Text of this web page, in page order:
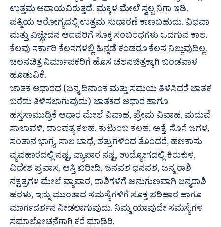
ಉತ್ತಮ ಆದಾಯವಿರುತ್ತದೆ. ಮಕ್ಕಳ ಮೇಲೆ ಸ್ವಲ್ಪ ನಿಗಾ ಇಡಿ.
ಪತ್ನಿಯ ಆರೋಗ್ಯದಲ್ಲಿ ಉತ್ತಮ ಸುಧಾರಣೆ ಕಾಣಬಹುದು. ವಿಧವಾ
ಮತ್ತು ವಿಚ್ಛೇದನ ಆದವರಿಗೆ ಸೂಕ್ತ ಸಂಬಂಧಗಳು ಒದಗುವ ಕಾಲ.
ಕೆಲವು ಸರ್ಕಾರಿ ಕೆಲಸಗಳಲ್ಲಿ ಹಿನ್ನಡೆ ಕಂಡರೂ ಕೆಲಸ ನಿಲ್ಲುವುದಿಲ್ಲ.
ಚಲನಚಿತ್ರ ನಿರ್ಮಾಪಕರಿಗೆ ಹೊಸ ಚಲನಚಿತ್ರಕ್ಕಾಗಿ ಬಂಡವಾಳ
ಹೂಡುವಿಕೆ.
ಜಾತಕ ಆಧಾರದ (ಜನ್ಮ ದಿನಾಂಕ ಮತ್ತು ಸಮಯ ತಿಳಿಸಿದರೆ ಜಾತಕ
ಬರೆದು ತಿಳಿಸಲಾಗುವುದು) ಜಾತಕದ ಆಧಾರ ಹಾಗೂ
ಹಸ್ತಸಾಮುದ್ರಿಕೆ ಆಧಾರ ಮೇಲೆ ವಿವಾಹ, ಪ್ರೇಮ ವಿವಾಹ, ಮದುವೆ
ಸಾಲಾವಳಿ, ದಾಂಪತ್ಯ ಕಲಹ, ಕುಟುಂಬ ಕಲಹ, ಅತ್ತೆ-ಸೊಸೆ ಜಗಳ,
ಸಂತಾನ ಭಾಗ್ಯ, ಸಾಲ ಬಾಧೆ, ಶತ್ರುಗಳಿಂದ ತೊಂದರೆ, ಹಣಕಾಸು
ವ್ಯವಹಾರದಲ್ಲಿ ನಷ್ಟ, ವ್ಯಾಪಾರ ನಷ್ಟ, ಉದ್ಯೋಗದಲ್ಲಿ ಕಿರುಕುಳ,
ವಿದೇಶ ಪ್ರವಾಸ, ಆಸ್ತಿ ಖರೀದಿ, ಜನವಶ ಧನವಶ, ಜನ್ಮ ರಾಶಿ
ನಕ್ಷತ್ರಗಳ ಮೇಲೆ ವ್ಯಾಪಾರ, ರಾಶಿಗಳಿಗೆ ಅನುಗುಣವಾಗಿ ಜನ್ಮರಾಶಿ
ಹರಳು, ಇನ್ನು ಮುಂತಾದ ಸಮಸ್ಯೆಗಳಿಗೆ ಸೂಕ್ತ ಪರಿಹಾರ ಹಾಗೂ
ಮಾರ್ಗದರ್ಶನ ನೀಡಲಾಗುವುದು. ನಿಮ್ಮ ಯಾವುದೇ ಸಮಸ್ಯೆಗಳ
ಸಮಾಲೋಚನೆಗಾಗಿ ಕರೆ ಮಾಡಿರಿ.